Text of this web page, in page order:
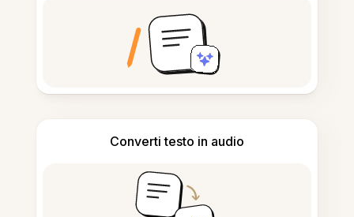
Converti testo in audio